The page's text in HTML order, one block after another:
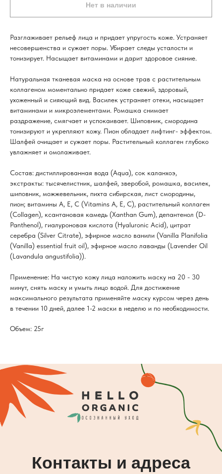
Нет в наличии
Разглаживает рельеф лица и придает упругость коже. Устраняет
несовершенства и сужает поры. Убирает следы усталости и
тонизирует. Насыщает витаминами и дарит здоровое сияние.
Натуральная тканевая маска на основе трав с растительным
коллагеном моментально придает коже свежий, здоровый,
ухоженный и сияющий вид. Василек устраняет отеки, насыщает
витаминами и микроэлементами. Ромашка снимает
раздражение, смягчает и успокаивает. Шиповник, смородина
тонизируют и укрепляют кожу. Пион обладает лифтинг- эффектом.
Шалфей очищает и сужает поры. Растительный коллаген глубоко
увлажняет и омолаживает.
Состав: дистиллированная вода (Aqua), сок каланхоэ,
экстракты: тысячелистник, шалфей, зверобой, ромашка, василек,
шиповник, можжевельник, пихта сибирская, лист смородины,
пион; витамины А, Е, С (Vitamins A, Е, С), растительный коллаген
(Collagen), ксантановая камедь (Xanthan Gum), депантенол (D-
Panthenol), гиалуроновая кислота (Hyaluronic Acid), цитрат
серебра (Silver Citrate), эфирное масло ванили (Vanilla Planifolia
(Vanilla) essential fruit oil), эфирное масло лаванды (Lavender Oil
(Lavandula angustifolia)).
Применение: На чистую кожу лица наложить маску на 20 - 30
минут, снять маску и умыть лицо водой. Для достижение
максимального результата применяйте маску курсом через день
в течении 10 дней, далее 1-2 маски в неделю и по необходимости.
Объем: 25г
Контакты и адреса